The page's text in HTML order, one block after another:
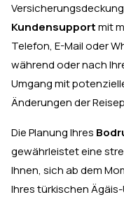
Kundensupportmit
Telefon, E-Mail oder
während oder nach
Umgang mit
Änderungen der
Die Planung Ihres
gewährleistet eine
Ihnen, sich ab dem
Ihres türkischen